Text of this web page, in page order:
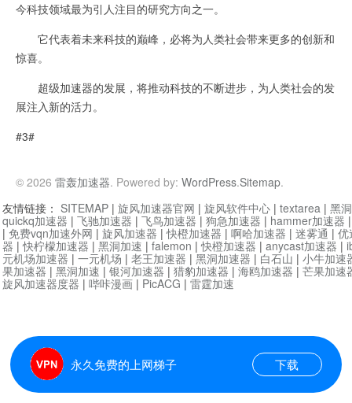
今科技领域最为引人注目的研究方向之一。
它代表着未来科技的巅峰，必将为人类社会带来更多的创新和
惊喜。
超级加速器的发展，将推动科技的不断进步，为人类社会的发
展注入新的活力。
#3#
© 2026 雷轰加速器. Powered by: WordPress.Sitemap.
永久免费的上网梯子 下载
友情链接： SITEMAP | 旋风加速器官网 | 旋风软件中心 | textarea | 黑
quickq加速器 | 飞驰加速器 | 飞鸟加速器 | 狗急加速器 | hammer加速器
| 免费vqn加速外网 | 旋风加速器 |快橙加速器 | 啊哈加速器 | 迷雾通 | 优
器 |快柠檬加速器 | 黑洞加速 | falemon |快橙加速器 | anycast加速器 |
元机场加速器 | 一元机场 | 老王加速器 | 黑洞加速器 | 白石山 | 小牛加速
果加速器 | 黑洞加速 | 银河加速器 | 猎豹加速器 | 海鸥加速器 | 芒果加速
旋风加速器度器 | 哔咔漫画 | PicACG | 雷霆加速